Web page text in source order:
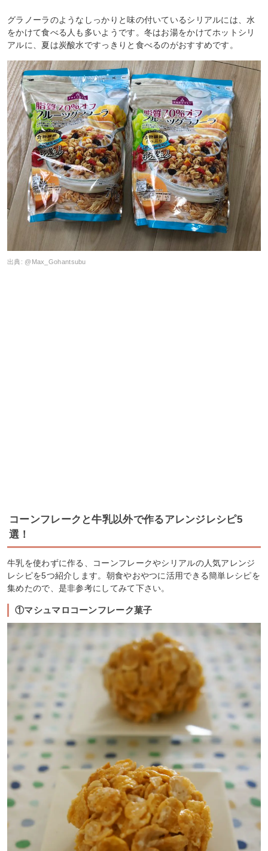
グラノーラのようなしっかりと味の付いているシリアルには、水
をかけて食べる人も多いようです。冬はお湯をかけてホットシリ
アルに、夏は炭酸水ですっきりと食べるのがおすすめです。
出典: @Max_Gohantsubu
コーンフレークと牛乳以外で作るアレンジレシピ5
選！
牛乳を使わずに作る、コーンフレークやシリアルの人気アレンジ
レシピを5つ紹介します。朝食やおやつに活用できる簡単レシピを
集めたので、是非参考にしてみて下さい。
①マシュマロコーンフレーク菓子